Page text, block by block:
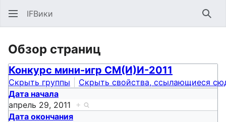
IFВики
Обзор страниц
Конкурс мини-игр СМ(И)И-2011
Скрыть группы
Скрыть свойства, ссылающиеся
Дата начала
апрель 29, 2011 +
Дата окончания